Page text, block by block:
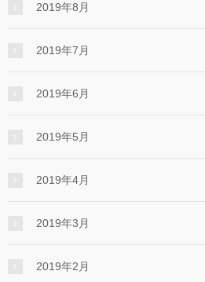
2019年8月
2019年7月
2019年6月
2019年5月
2019年4月
2019年3月
2019年2月